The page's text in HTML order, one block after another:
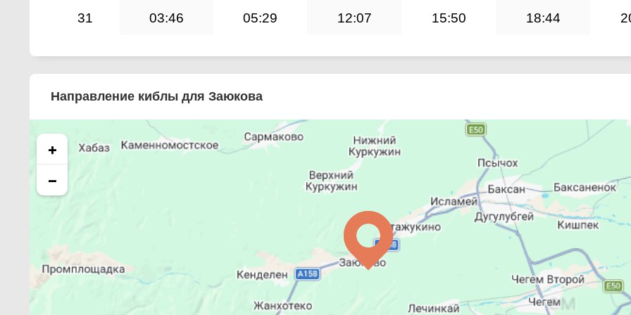
31 03:46 05:29 12:07 15:50 18:44
Направление киблы для Заюкова
+
−